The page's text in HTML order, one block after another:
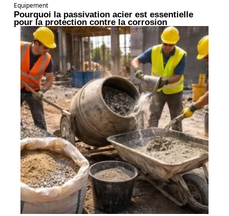
Equipement
Pourquoi la passivation acier est essentielle
pour la protection contre la corrosion